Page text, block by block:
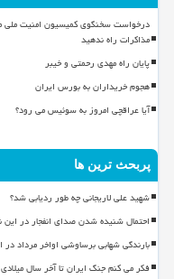
درخواست سخنگوی کمیسیون امنیت ملی
مذاکرات راه ندهید
پایان راه مهدی رحمتی و خیبر
هجوم خریداران به بورس ایران
آیا عراقچی امروز به سوئیس می رود؟
پربحث ترین ها
شهید علی لاریجانی چه طور ردیابی شد؟
احتمال شنیده شدن صدای انفجار در این
بارندگی شهابی برساوشی اواخر مرداد در
فکر می کنم جنگ ایران تا آخر سال